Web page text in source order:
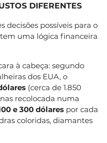
DIFERENTES
decisões possíveis para o
uma lógica financeira
à cabeça: segundo
dos EUA, o
(cerca de 1.850
recolocada numa
e 300 dólares por cada
coloridas, diamantes